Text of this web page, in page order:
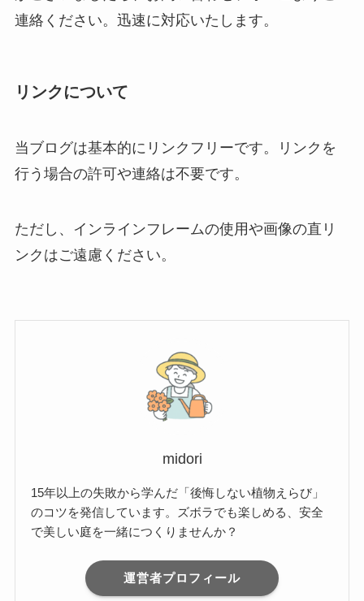
連絡ください。迅速に対応いたします。
リンクについて
当ブログは基本的にリンクフリーです。リンクを
行う場合の許可や連絡は不要です。
ただし、インラインフレームの使用や画像の直リ
ンクはご遠慮ください。
midori
15年以上の失敗から学んだ「後悔しない植物えらび」
のコツを発信しています。ズボラでも楽しめる、安全
で美しい庭を一緒につくりませんか？
運営者プロフィール